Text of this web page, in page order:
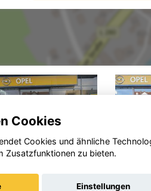
Andere
Cookies
Cookies und ähnliche
Zusatzfunktionen zu bieten.
Einstellungen